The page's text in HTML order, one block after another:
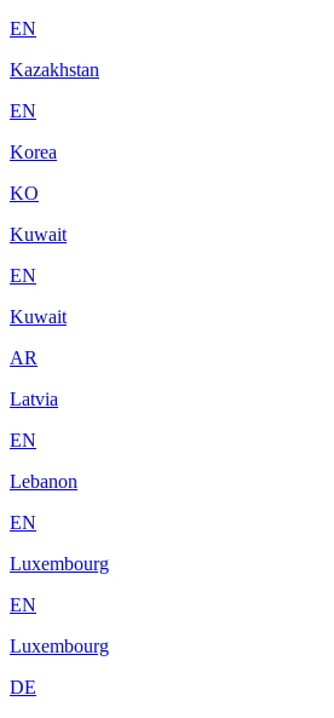
EN
Kazakhstan
EN
Korea
KO
Kuwait
EN
Kuwait
AR
Latvia
EN
Lebanon
EN
Luxembourg
EN
Luxembourg
DE